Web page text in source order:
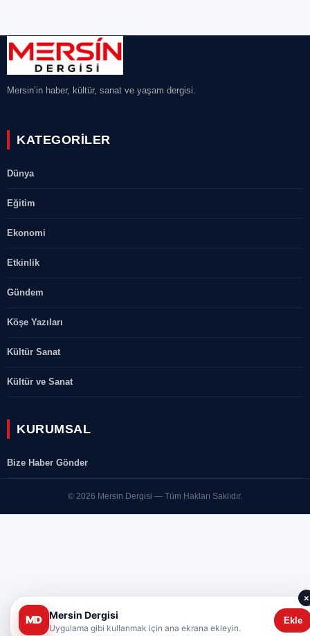
Mersin’in haber, kültür, sanat ve yaşam dergisi.
KATEGORILER
Dünya
Eğitim
Ekonomi
Etkinlik
Gündem
Köşe Yazıları
Kültür Sanat
Kültür ve Sanat
KURUMSAL
Bize Haber Gönder
© 2026 Mersin Dergisi — Tüm Hakları Saklıdır.
×
MD Mersin Dergisi
Uygulama gibi kullanmak için ana ekrana ekleyin.
Ekle